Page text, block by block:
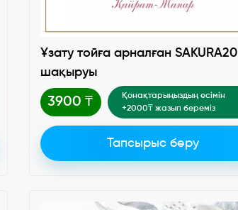
Ұзату тойға арналған SAKURA20
шақыруы
3900 ₸
Қонақтарыңыздың есімін
+2000₸ жазып береміз
Тапсырыс беру